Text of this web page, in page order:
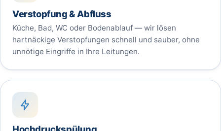
Verstopfung & Abfluss
Küche, Bad, WC oder Bodenablauf — wir lösen
hartnäckige Verstopfungen schnell und sauber, ohne
unnötige Eingriffe in Ihre Leitungen.